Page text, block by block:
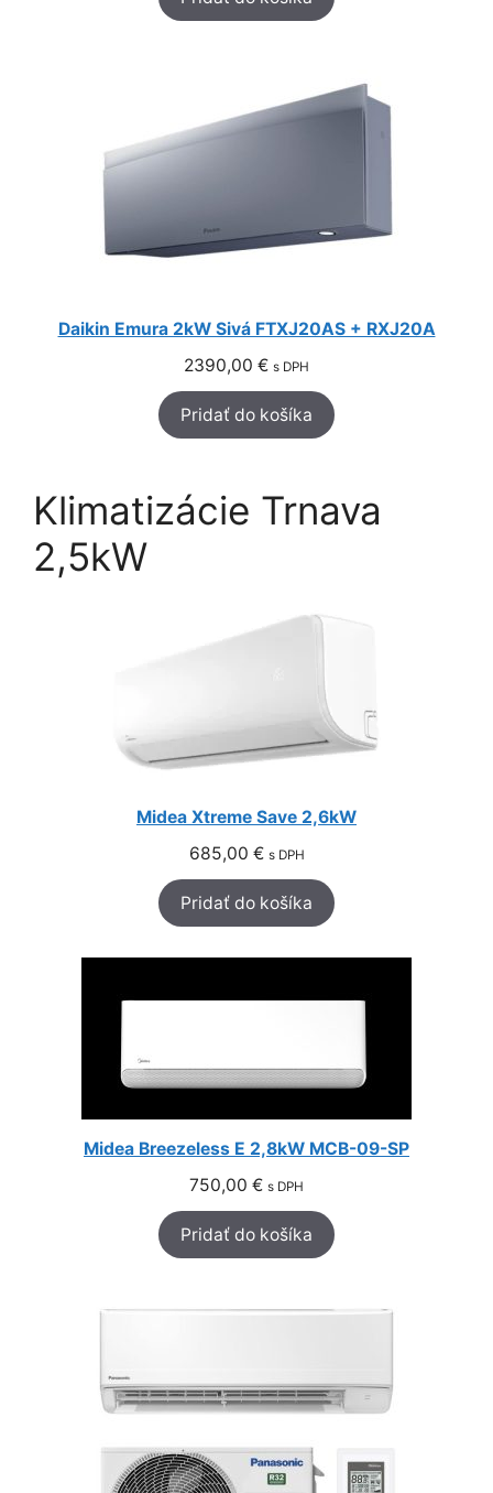
Daikin Emura 2kW Sivá FTXJ20AS + RXJ20A
2390,00 € s DPH
Pridať do košíka
Klimatizácie Trnava
2,5kW
Midea Xtreme Save 2,6kW
685,00 € s DPH
Pridať do košíka
Midea Breezeless E 2,8kW MCB-09-SP
750,00 € s DPH
Pridať do košíka